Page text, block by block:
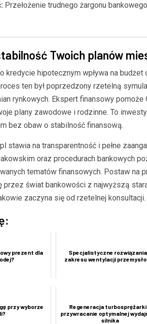
Przełożenie trudnego żargonu
Twoich planów
kredycie hipotecznym wpływa na
ten był poprzedzony rzetelną
rynkowych. Ekspert finansowy
plany zawodowe i rodzinne. To
bez obaw o stabilność finansową.
stawia na transparentność i pełne
oraz procedurach bankowych
tematów finansowych. Postaw na
przez świat bankowości z najwyższą
zaczyna się od rzetelnej konsultacji.
prezent dla
Specjalistyczne
zakresu wentylacji
przy wyborze
Regeneracja turbosprężarki
przywracanie optymalnej
silnika